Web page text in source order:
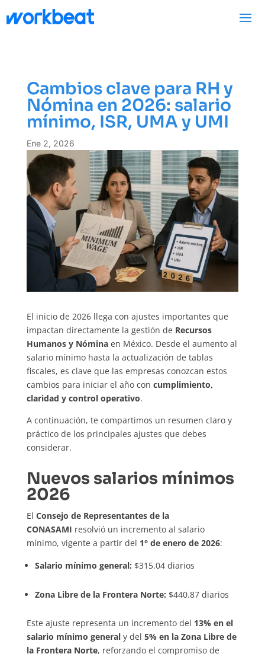
Cambios clave para RH y
Nómina en 2026: salario
mínimo, ISR, UMA y UMI
Ene 2, 2026
El inicio de 2026 llega con ajustes importantes que
impactan directamente la gestión de Recursos
Humanos y Nóminaen México. Desde el aumento al
salario mínimo hasta la actualización de tablas
fiscales, es clave que las empresas conozcan estos
cambios para iniciar el año con cumplimiento,
claridad y control operativo.
A continuación, te compartimos un resumen claro y
práctico de los principales ajustes que debes
considerar.
Nuevos salarios mínimos
2026
El Consejo de Representantes de la
CONASAMI resolvió un incremento al salario
mínimo, vigente a partir del 1° de enero de 2026:
Salario mínimo general: $315.04 diarios
Zona Libre de la Frontera Norte: $440.87 diarios
Este ajuste representa un incremento del 13% en el
salario mínimo generaly del 5% en la Zona Libre de
la Frontera Norte, reforzando el compromiso de